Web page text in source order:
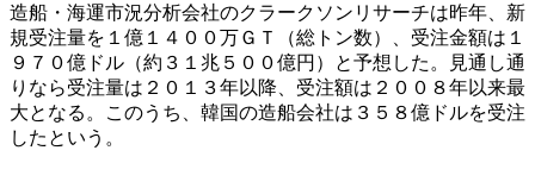
造船・海運市況分析会社のクラークソンリサーチは昨年、新
規受注量を１億１４００万ＧＴ（総トン数）、受注金額は１
９７０億ドル（約３１兆５００億円）と予想した。見通し通
りなら受注量は２０１３年以降、受注額は２００８年以来最
大となる。このうち、韓国の造船会社は３５８億ドルを受注
したという。